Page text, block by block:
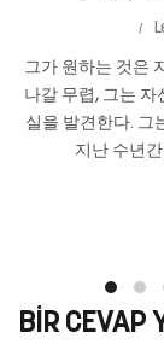
그가 원하는 것은
나갈 무렵, 그는
실을 발견한다. 그
지난 수년
BIR CEVAP